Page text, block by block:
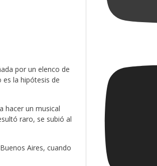
por un elenco de
la hipótesis de
hacer un musical
raro, se subió al
Aires, cuando